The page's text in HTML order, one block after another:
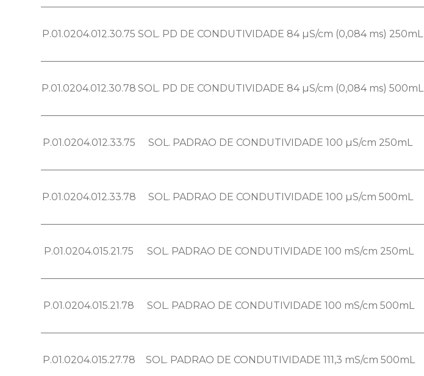
P.01.0204.012.30.75 SOL. PD DE CONDUTIVIDADE 84 µS/cm (0,084 ms) 250mL
P.01.0204.012.30.78 SOL. PD DE CONDUTIVIDADE 84 µS/cm (0,084 ms) 500mL
P.01.0204.012.33.75 SOL. PADRAO DE CONDUTIVIDADE 100 µS/cm 250mL
P.01.0204.012.33.78 SOL. PADRAO DE CONDUTIVIDADE 100 µS/cm 500mL
P.01.0204.015.21.75 SOL. PADRAO DE CONDUTIVIDADE 100 mS/cm 250mL
P.01.0204.015.21.78 SOL. PADRAO DE CONDUTIVIDADE 100 mS/cm 500mL
P.01.0204.015.27.78 SOL. PADRAO DE CONDUTIVIDADE 111,3 mS/cm 500mL